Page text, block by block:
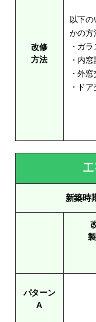
改修
方法
以下
かの方
・ガ
・内
・外
・ド
新築時
パターン
A